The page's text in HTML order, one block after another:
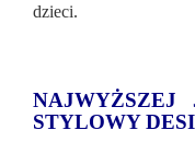
dzieci.
STYLOWY